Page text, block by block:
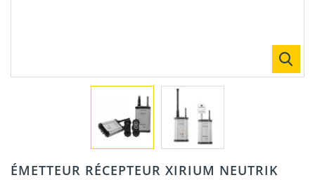
ÉMETTEUR RÉCEPTEUR XIRIUM NEUTRIK